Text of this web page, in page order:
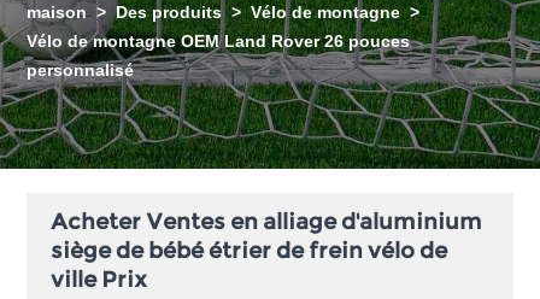
maison > Des produits > Vélo de montagne >
Vélo de montagne OEM Land Rover 26 pouces
personnalisé
Acheter Ventes en alliage d'aluminium
siège de bébé étrier de frein vélo de
ville Prix